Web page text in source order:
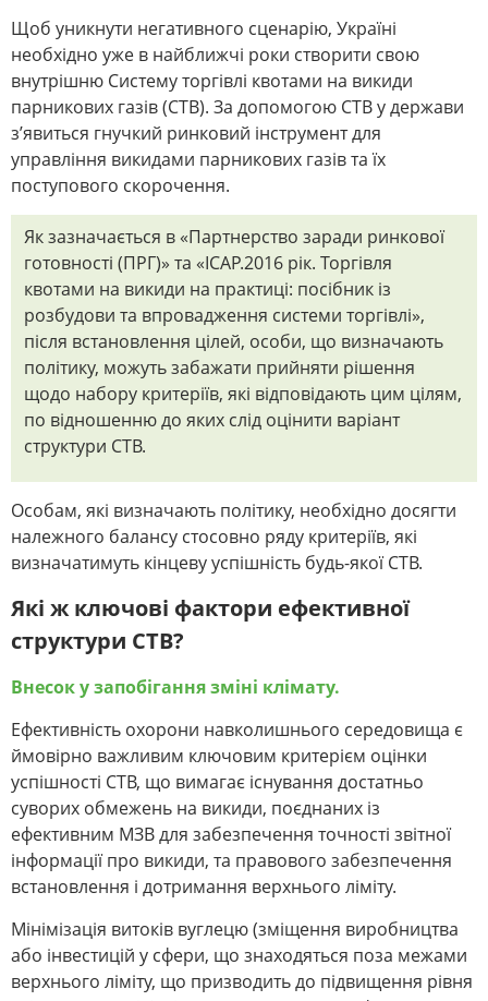
Щоб уникнути негативного сценарію, Україні
необхідно уже в найближчі роки створити свою
внутрішню Систему торгівлі квотами на викиди
парникових газів (СТВ). За допомогою СТВ у держави
з’явиться гнучкий ринковий інструмент для
управління викидами парникових газів та їх
поступового скорочення.
Як зазначається в «Партнерство заради ринкової
готовності (ПРГ)» та «ICAP.2016 рік. Торгівля
квотами на викиди на практиці: посібник із
розбудови та впровадження системи торгівлі»,
після встановлення цілей, особи, що визначають
політику, можуть забажати прийняти рішення
щодо набору критеріїв, які відповідають цим цілям,
по відношенню до яких слід оцінити варіант
структури СТВ.
Особам, які визначають політику, необхідно досягти
належного балансу стосовно ряду критеріїв, які
визначатимуть кінцеву успішність будь-якої СТВ.
Які ж ключові фактори ефективної
структури СТВ?
Внесок у запобігання зміні клімату.
Ефективність охорони навколишнього середовища є
ймовірно важливим ключовим критерієм оцінки
успішності СТВ, що вимагає існування достатньо
суворих обмежень на викиди, поєднаних із
ефективним МЗВ для забезпечення точності звітної
інформації про викиди, та правового забезпечення
встановлення і дотримання верхнього ліміту.
Мінімізація витоків вуглецю (зміщення виробництва
або інвестицій у сфери, що знаходяться поза межами
верхнього ліміту, що призводить до підвищення рівня